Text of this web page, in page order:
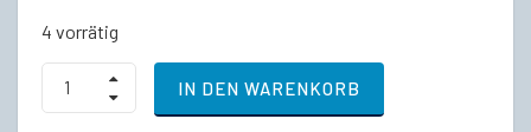
4 vorrätig
RSI
Ursa
Rover
IN DEN WARENKORB